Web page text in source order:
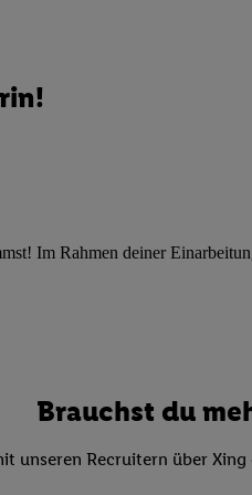
Im Rahmen deiner
Brauchst du
unseren Recruitern über
von Werbung und Inhalten,
Zugriff auf Informationen auf